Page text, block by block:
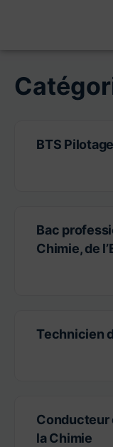
BTS
Bac
Chimie, de
Technicien
Conducteur
la Chimie